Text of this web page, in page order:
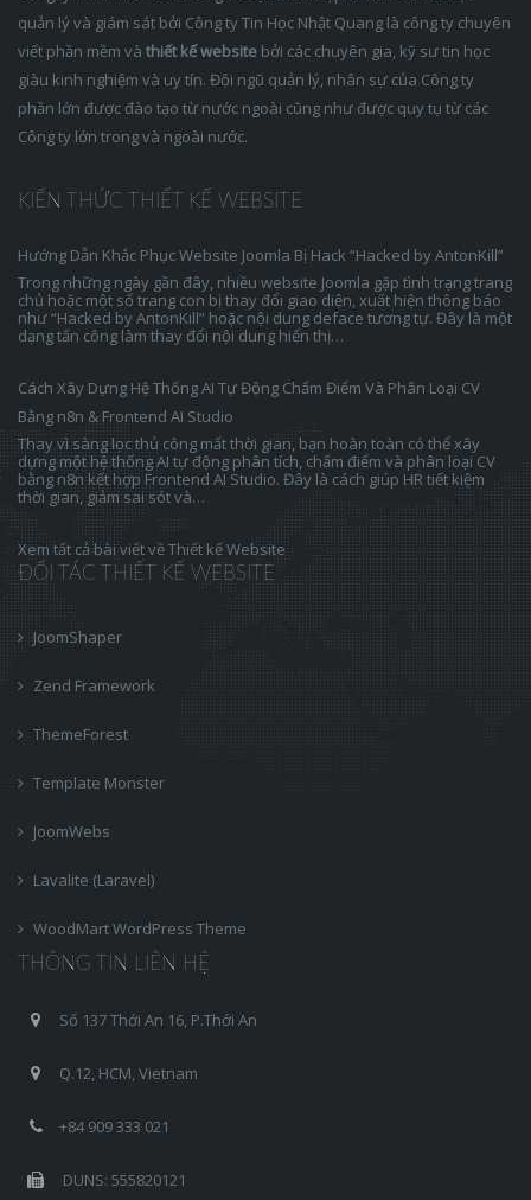
quản lý và giám sát bởi Công ty Tin Học Nhật Quang là công ty chuyên
viết phần mềm và thiết kế website bởi các chuyên gia, kỹ sư tin học
giàu kinh nghiệm và uy tín. Đội ngũ quản lý, nhân sự của Công ty
phần lớn được đào tạo từ nước ngoài cũng như được quy tụ từ các
Công ty lớn trong và ngoài nước.
KIẾN THỨC THIẾT KẾ WEBSITE
Hướng Dẫn Khắc Phục Website Joomla Bị Hack “Hacked by AntonKill”
Trong những ngày gần đây, nhiều website Joomla gặp tình trạng trang
chủ hoặc một số trang con bị thay đổi giao diện, xuất hiện thông báo
như “Hacked by AntonKill” hoặc nội dung deface tương tự. Đây là một
dạng tấn công làm thay đổi nội dung hiển thị…
Cách Xây Dựng Hệ Thống AI Tự Động Chấm Điểm Và Phân Loại CV
Bằng n8n & Frontend AI Studio
Thay vì sàng lọc thủ công mất thời gian, bạn hoàn toàn có thể xây
dựng một hệ thống AI tự động phân tích, chấm điểm và phân loại CV
bằng n8n kết hợp Frontend AI Studio. Đây là cách giúp HR tiết kiệm
thời gian, giảm sai sót và…
Xem tất cả bài viết về Thiết kế Website
ĐỐI TÁC THIẾT KẾ WEBSITE
JoomShaper
Zend Framework
ThemeForest
Template Monster
JoomWebs
Lavalite (Laravel)
WoodMart WordPress Theme
THÔNG TIN LIÊN HỆ
Số 137 Thới An 16, P.Thới An
Q.12, HCM, Vietnam
+84 909 333 021
DUNS: 555820121